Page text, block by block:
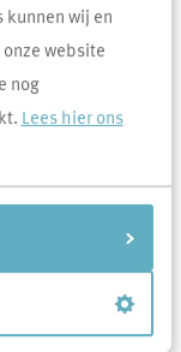
wij en
website
nog
Lees hier ons